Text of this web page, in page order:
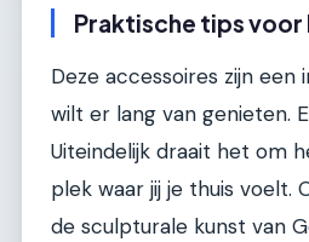
Praktische tips voor
Deze accessoires zijn een
wilt er lang van genieten.
Uiteindelijk draait het om
plek waar jij je thuis voelt.
de sculpturale kunst van